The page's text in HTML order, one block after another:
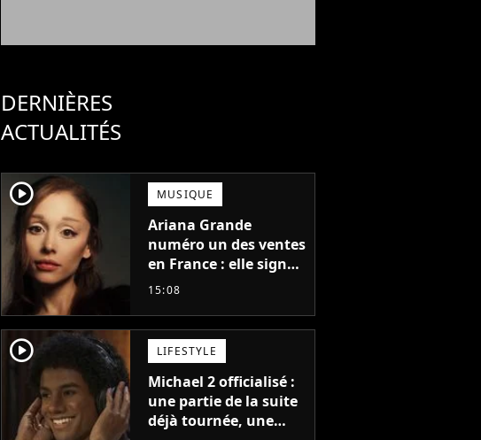
DERNIÈRES
ACTUALITÉS
player2 MUSIQUE
Ariana Grande
numéro un des ventes
en France : elle signe
le meilleur démarrage
son album Petal
15:08
player2 LIFESTYLE
Michael 2 officialisé :
une partie de la suite
déjà tournée, une